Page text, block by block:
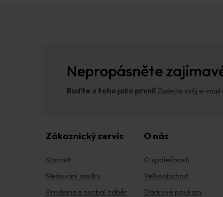
Nepropásněte
Buďte u toho jako první! Zadejte svůj e-mail
Zákaznický servis
Kontakt
Sledování zásilky
Prodejna a osobní odběr
O nás
O společnosti
Velkoobchod
Dárkové poukazy